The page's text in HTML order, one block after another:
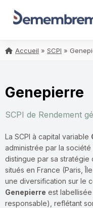
Accueil » SCPI »
Genepierre
SCPI de Rendement
La SCPI à capital variable
administrée par la
distingue par sa stratégie
situés en France (Paris,
une diversification sur le
Genepierre est
responsable), reflétant